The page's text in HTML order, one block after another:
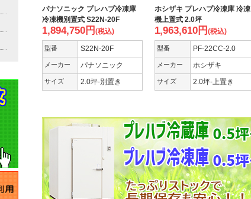
パナソニック プレハブ冷凍庫
冷凍機別置式 S22N-20F
1,894,750円 (税込)
型番 S22N-20F
メーカー パナソニック
サイズ 2.0坪-別置き
ホシザキ プレハブ冷凍庫 冷凍
機上置式 2.0坪
1,963,610円 (税込)
型番 PF-22CC-2.0
メーカー ホシザキ
サイズ 2.0坪-上置き